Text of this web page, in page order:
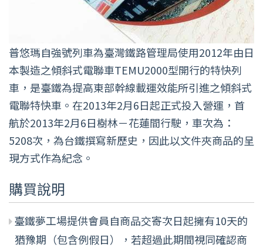
普悠瑪自強號列車為臺灣鐵路管理局使用2012年由日
本製造之傾斜式電聯車TEMU2000型開行的特快列
車，是臺鐵為提高東部幹線載運效能所引進之傾斜式
電聯特快車。 在2013年2月6日起正式投入營運，首
航於2013年2月6日樹林－花蓮間行駛，車次為：
5208次，為台鐵撰寫新歷史，因此以文件夾商品的呈
現方式作為紀念。
購買說明
臺鐵夢工場提供會員自商品交寄次日起擁有10天的
猶豫期（包含例假日），若超過此期間視同確認商